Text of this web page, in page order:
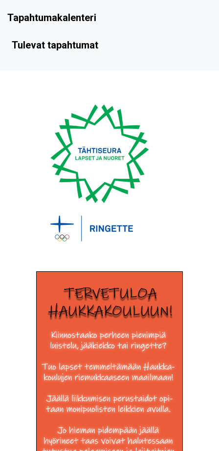
Tapahtumakalenteri
Tulevat tapahtumat